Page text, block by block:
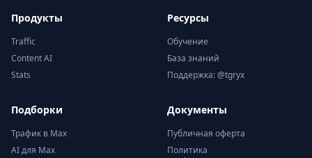
Продукты
Traffic
Content AI
Stats
Ресурсы
Обучение
База знаний
Поддержка: @tgryx
Подборки
Трафик в Max
AI для Max
Документы
Публичная оферта
Политика